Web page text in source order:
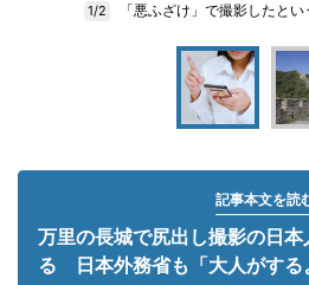
1/2 「悪ふざけ」で撮影したとい
記事本文を読
万里の長城で尻出し撮影の日
る 日本外務省も「大人がする